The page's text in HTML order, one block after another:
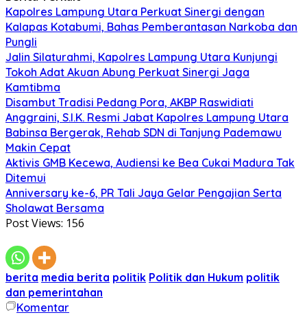
Kapolres Lampung Utara Perkuat Sinergi dengan
Kalapas Kotabumi, Bahas Pemberantasan Narkoba dan
Pungli
Jalin Silaturahmi, Kapolres Lampung Utara Kunjungi
Tokoh Adat Akuan Abung Perkuat Sinergi Jaga
Kamtibma
Disambut Tradisi Pedang Pora, AKBP Raswidiati
Anggraini, S.I.K. Resmi Jabat Kapolres Lampung Utara
Babinsa Bergerak, Rehab SDN di Tanjung Pademawu
Makin Cepat
Aktivis GMB Kecewa, Audiensi ke Bea Cukai Madura Tak
Ditemui
Anniversary ke-6, PR Tali Jaya Gelar Pengajian Serta
Sholawat Bersama
Post Views: 156
berita media berita politik Politik dan Hukum politik
dan pemerintahan
Komentar